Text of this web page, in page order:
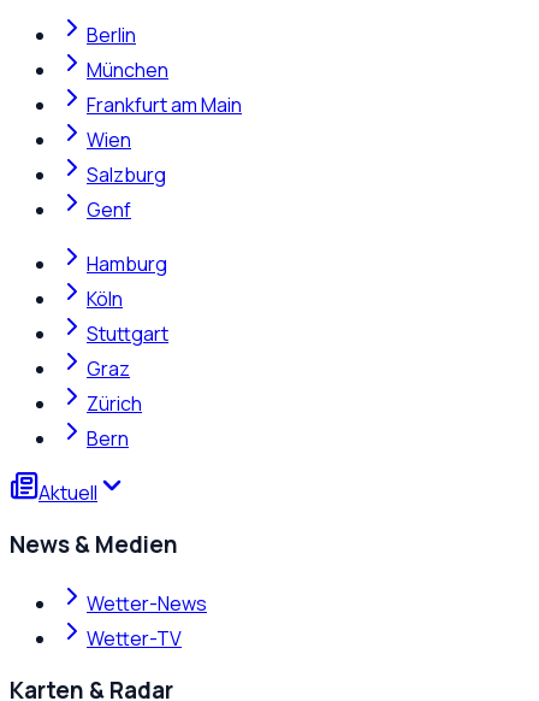
Berlin
München
Frankfurt am Main
Wien
Salzburg
Genf
Hamburg
Köln
Stuttgart
Graz
Zürich
Bern
Aktuell
News & Medien
Wetter-News
Wetter-TV
Karten & Radar